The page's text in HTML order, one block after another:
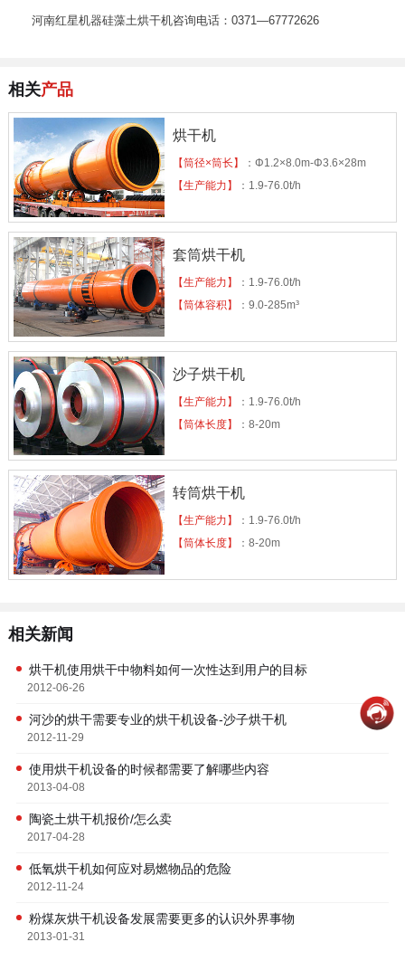
河南红星机器硅藻土烘干机咨询电话：0371—67772626
相关产品
烘干机
【筒径×筒长】
：Φ1.2×8.0m-Φ3.6×28m
【生产能力】
：1.9-76.0t/h
套筒烘干机
【生产能力】
：1.9-76.0t/h
【筒体容积】
：9.0-285m³
沙子烘干机
【生产能力】
：1.9-76.0t/h
【筒体长度】
：8-20m
转筒烘干机
【生产能力】
：1.9-76.0t/h
【筒体长度】
：8-20m
相关新闻
烘干机使用烘干中物料如何一次性达到用户的目标
2012-06-26
河沙的烘干需要专业的烘干机设备-沙子烘干机
2012-11-29
使用烘干机设备的时候都需要了解哪些内容
2013-04-08
陶瓷土烘干机报价/怎么卖
2017-04-28
低氧烘干机如何应对易燃物品的危险
2012-11-24
粉煤灰烘干机设备发展需要更多的认识外界事物
2013-01-31